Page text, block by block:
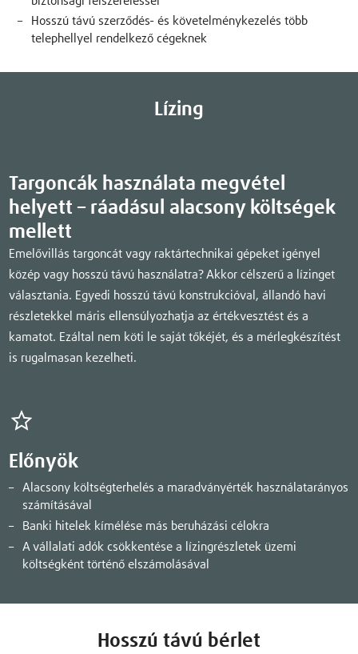
Hosszú távú szerződés- és követelménykezelés több
telephellyel rendelkező cégeknek
Lízing
Targoncák használata megvétel
helyett – ráadásul alacsony költségek
mellett
Emelővillás targoncát vagy raktártechnikai gépeket igényel
közép vagy hosszú távú használatra? Akkor célszerű a lízinget
választania. Egyedi hosszú távú konstrukcióval, állandó havi
részletekkel máris ellensúlyozhatja az értékvesztést és a
kamatot. Ezáltal nem köti le saját tőkéjét, és a mérlegkészítést
is rugalmasan kezelheti.
Előnyök
Alacsony költségterhelés a maradványérték használatarányos
számításával
Banki hitelek kímélése más beruházási célokra
A vállalati adók csökkentése a lízingrészletek üzemi
költségként történő elszámolásával
Hosszú távú bérlet